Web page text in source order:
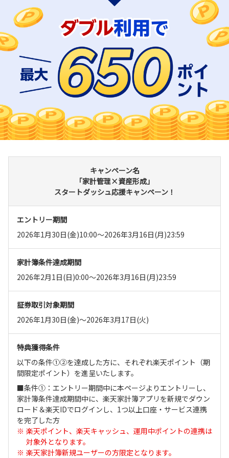
キャンペーン名
「家計管理×資産形成」
スタートダッシュ応援キャンペーン！
エントリー期間
2026年1月30日(金)10:00～2026年3月16日(月)23:59
家計簿条件達成期間
2026年2月1日(日)0:00～2026年3月16日(月)23:59
証券取引対象期間
2026年1月30日(金)～2026年3月17日(火)
特典獲得条件
以下の条件①②を達成した方に、それぞれ楽天ポイント（期
間限定ポイント）を進呈いたします。
■条件①：エントリー期間中に本ページよりエントリーし、
家計簿条件達成期間中に、楽天家計簿アプリを新規でダウン
ロード＆楽天IDでログインし、1つ以上口座・サービス連携
を完了した方
楽天ポイント、楽天キャッシュ、運用中ポイントの連携は
対象外となります。
楽天家計簿新規ユーザーの方限定となります。